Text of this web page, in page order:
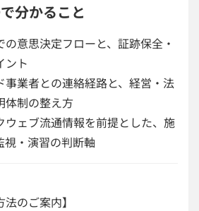
分かること
の意思決定フローと、証跡保全・
ント
事業者との連絡経路と、経営・法
体制の整え方
ウェブ流通情報を前提とした、施
・演習の判断軸
法のご案内】